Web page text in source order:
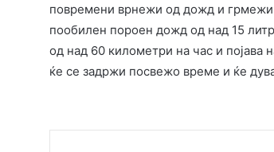
повремени врнежи од дожд и
пообилен пороен дожд од над 15
од над 60 километри на час и појава
ќе се задржи посвежо време и ќе